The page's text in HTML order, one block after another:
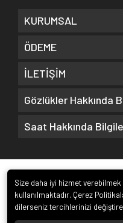
KURUMSAL
ÖDEME
İLETİŞİM
Gözlükler Hakkında
Saat Hakkında
Size daha iyi hizmet
kullanılmaktadır. Çerez
dilerseniz tercihlerinizi